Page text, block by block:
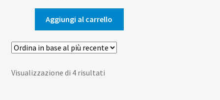
originale
era:
10,00€.
attuale
è:
9,50€.
Aggiungi al carrello
Visualizzazione di 4 risultatiOrdina